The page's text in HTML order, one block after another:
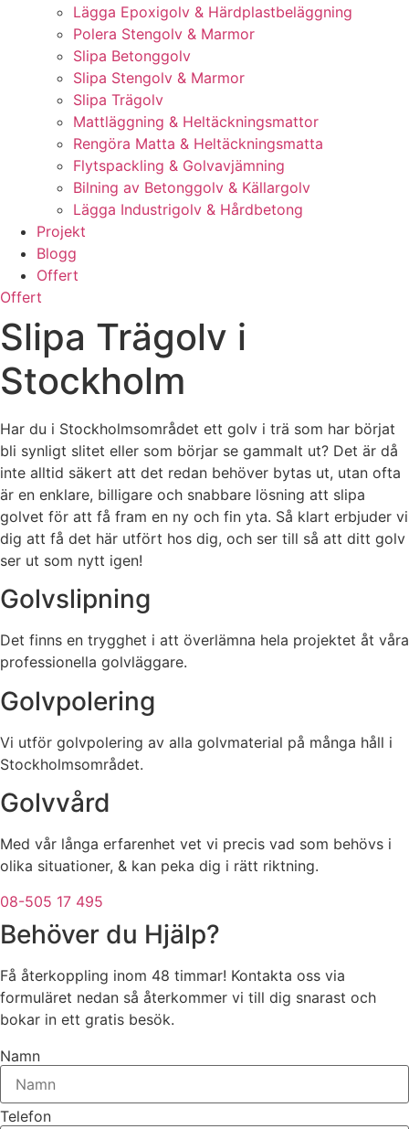
Lägga Epoxigolv & Härdplastbeläggning
Polera Stengolv & Marmor
Slipa Betonggolv
Slipa Stengolv & Marmor
Slipa Trägolv
Mattläggning & Heltäckningsmattor
Rengöra Matta & Heltäckningsmatta
Flytspackling & Golvavjämning
Bilning av Betonggolv & Källargolv
Lägga Industrigolv & Hårdbetong
Projekt
Blogg
Offert
Offert
Slipa Trägolv i
Stockholm
Har du i Stockholmsområdet ett golv i trä som har börjat
bli synligt slitet eller som börjar se gammalt ut? Det är då
inte alltid säkert att det redan behöver bytas ut, utan ofta
är en enklare, billigare och snabbare lösning att slipa
golvet för att få fram en ny och fin yta. Så klart erbjuder vi
dig att få det här utfört hos dig, och ser till så att ditt golv
ser ut som nytt igen!
Golvslipning
Det finns en trygghet i att överlämna hela projektet åt våra
professionella golvläggare.
Golvpolering
Vi utför golvpolering av alla golvmaterial på många håll i
Stockholmsområdet.
Golvvård
Med vår långa erfarenhet vet vi precis vad som behövs i
olika situationer, & kan peka dig i rätt riktning.
08-505 17 495
Behöver du Hjälp?
Få återkoppling inom 48 timmar! Kontakta oss via
formuläret nedan så återkommer vi till dig snarast och
bokar in ett gratis besök.
Namn
Telefon